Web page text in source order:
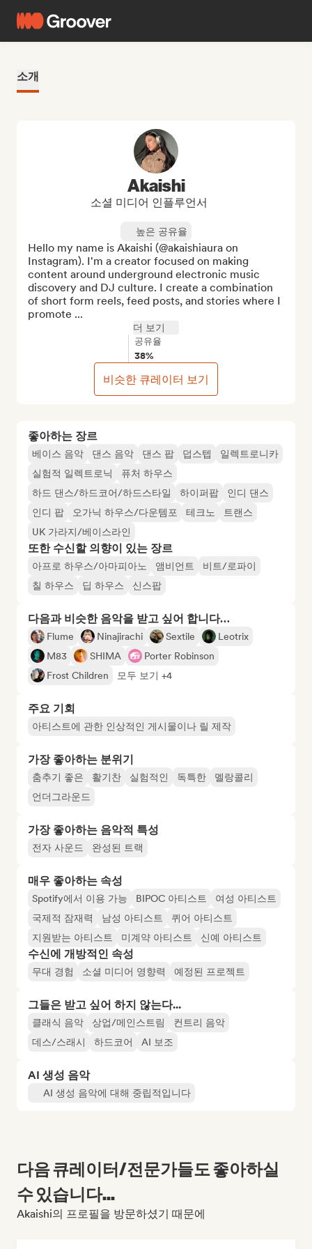
소개
좋아하는 장르
베이스 음악 댄스 음악 댄스 팝 덥스텝
일렉트로니카
실험적 일렉트로닉
퓨처 하우스
하드 댄스/하드코어/하드스타일
하이퍼팝
인디 댄스
인디 팝
오가닉 하우스/다운템포 테크노
트랜스
UK 가라지/베이스라인
또한 수신할 의향이 있는 장르
아프로 하우스/아마피아노 앰비언트
비트/로파이
칠 하우스
딥 하우스 신스팝
다음과 비슷한 음악을 받고 싶어 합니다…
Flume Ninajirachi Sextile
Leotrix
M83
SHIMA
Porter Robinson
Frost Children
모두 보기 +4
주요 기회
아티스트에 관한 인상적인 게시물이나 릴 제작
가장 좋아하는 분위기
춤추기 좋은 활기찬 실험적인 독특한
멜랑콜리
언더그라운드
가장 좋아하는 음악적 특성
전자 사운드 완성된 트랙
매우 좋아하는 속성
Spotify에서 이용 가능 BIPOC 아티스트
여성 아티스트
국제적 잠재력
남성 아티스트
퀴어 아티스트
지원받는 아티스트
미계약 아티스트 신예 아티스트
수신에 개방적인 속성
무대 경험 소셜 미디어 영향력 예정된 프로젝트
그들은 받고 싶어 하지 않는다...
클래식 음악 상업/메인스트림
컨트리 음악
데스/스래시
하드코어 AI 보조
AI 생성 음악
AI 생성 음악에 대해 중립적입니다
Akaishi
소셜 미디어 인플루언서
높은 공유율
Hello my name is Akaishi (@akaishiaura on
Instagram). I'm a creator focused on making
content around underground electronic music
discovery and DJ culture. I create a combination
of short form reels, feed posts, and stories where I
promote ...
더 보기
공유율
38%
비슷한 큐레이터 보기
다음 큐레이터/전문가들도 좋아하실
수 있습니다...
Akaishi의 프로필을 방문하셨기 때문에